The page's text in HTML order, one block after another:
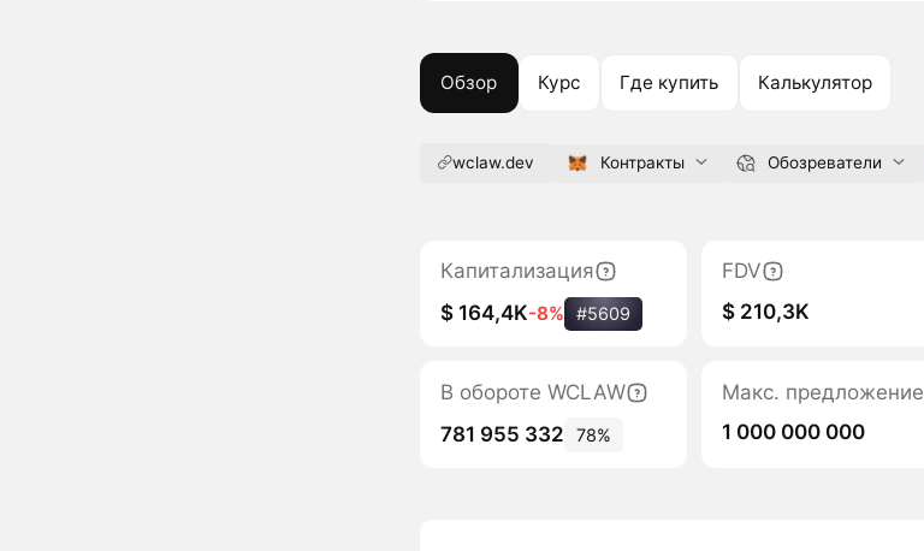
Обзор Курс Где купить Калькулятор
wclaw.dev Контракты Обозреватели
Капитализация
$ 164,4K-8% #5609
FDV
$ 210,3K
В обороте WCLAW
781 955 332
78%
Макс. предложение
1 000 000 000